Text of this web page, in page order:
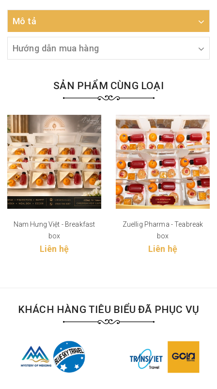
Mô tả
Hướng dẫn mua hàng
SẢN PHẨM CÙNG LOẠI
Nam Hưng Việt - Breakfast
box
Liên hệ
Zuellig Pharma - Teabreak
box
Liên hệ
KHÁCH HÀNG TIÊU BIỂU ĐÃ PHỤC VỤ